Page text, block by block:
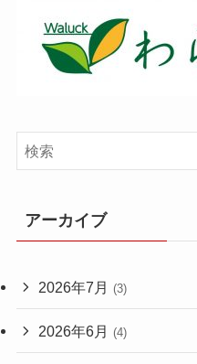
アーカイブ
2026年7月 (3)
2026年6月 (4)